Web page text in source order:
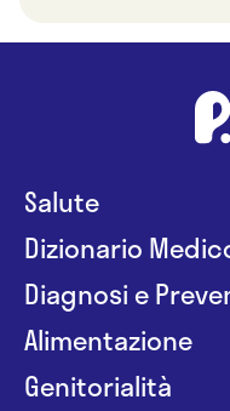
Salute
Dizionario
Diagnosi e
Alimentazione
Genitorialità